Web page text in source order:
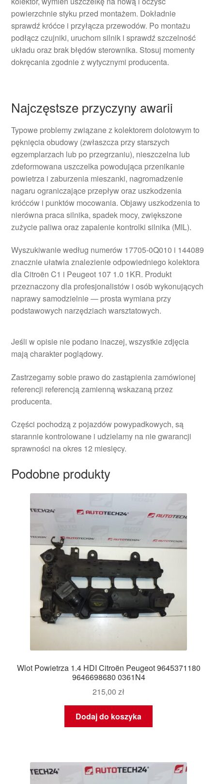
powierzchnie styku przed montażem. Dokładnie
sprawdź króćce i przyłącza przewodów. Po montażu
podłącz czujniki, uruchom silnik i sprawdź szczelność
układu oraz brak błędów sterownika. Stosuj momenty
dokręcania zgodnie z wytycznymi producenta.
Najczęstsze przyczyny awarii
Typowe problemy związane z kolektorem dolotowym to
pęknięcia obudowy (zwłaszcza przy starszych
egzemplarzach lub po przegrzaniu), nieszczelna lub
zdeformowana uszczelka powodująca przenikanie
powietrza i zaburzenia mieszanki, nagromadzenie
nagaru ograniczające przepływ oraz uszkodzenia
króćców i punktów mocowania. Objawy uszkodzenia to
nierówna praca silnika, spadek mocy, zwiększone
zużycie paliwa oraz zapalenie kontrolki silnika (MIL).
Wyszukiwanie według numerów 17705-0Q010 i 144089
znacznie ułatwia znalezienie odpowiedniego kolektora
dla Citroën C1 i Peugeot 107 1.0 1KR. Produkt
przeznaczony dla profesjonalistów i osób wykonujących
naprawy samodzielnie — prosta wymiana przy
podstawowych narzędziach warsztatowych.
Jeśli w opisie nie podano inaczej, wszystkie zdjęcia
mają charakter poglądowy.
Zastrzegamy sobie prawo do zastąpienia zamówionej
referencji referencją zamienną wskazaną przez
producenta.
Części pochodzą z pojazdów powypadkowych, są
starannie kontrolowane i udzielamy na nie gwarancji
sprawności na okres 12 miesięcy.
Podobne produkty
Wlot Powietrza 1.4 HDI Citroën Peugeot 9645371180
9646698680 0361N4
215,00 zł
Dodaj do koszyka